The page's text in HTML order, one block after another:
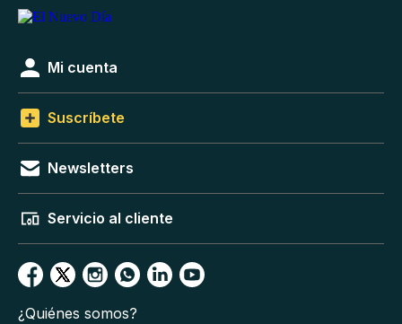
Mi cuenta
Suscríbete
Newsletters
Servicio al cliente
¿Quiénes somos?